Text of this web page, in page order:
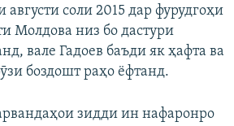
августи соли 2015 дар фурудгоҳи
Молдова низ бо дастури
вале Гадоев баъди як ҳафта ва
боздошт раҳо ёфтанд.
зидди ин нафаронро